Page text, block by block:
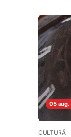
05 aug.
CULTURĂ